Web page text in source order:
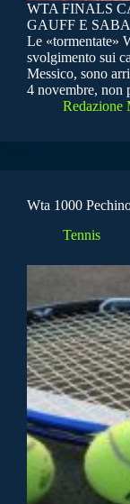
WTA FINALS
GAUFF E
Le «tormentate»
svolgimento sui
Messico, sono
4 novembre, non
Redazione
Wta 1000
Tennis